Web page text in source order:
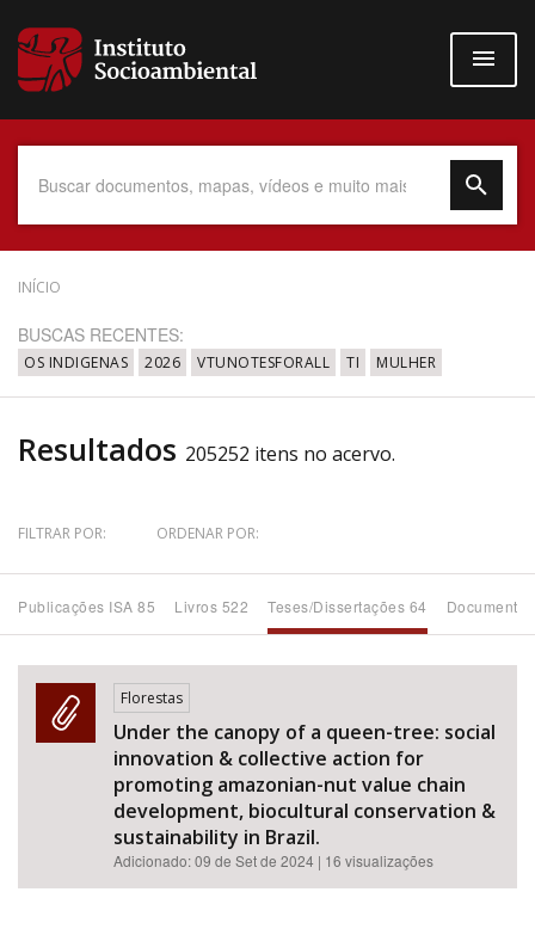
para
conteúdo
Data do Documento
Até
Povo Indígena
Subtema
Área de Levantamento
Área Protegida
INÍCIO
BUSCAS RECENTES:
OS INDIGENAS 2026 VTUNOTESFORALL TI MULHER
Resultados 205252 itens no acervo.
FILTRAR POR: ORDENAR POR:
Publicações ISA 85 Livros 522 Teses/Dissertações 64
Florestas
Under the canopy of a queen-tree: social
innovation & collective action for
promoting amazonian-nut value chain
development, biocultural conservation &
sustainability in Brazil.
Adicionado:09 de Set de 2024 | 16 visualizações